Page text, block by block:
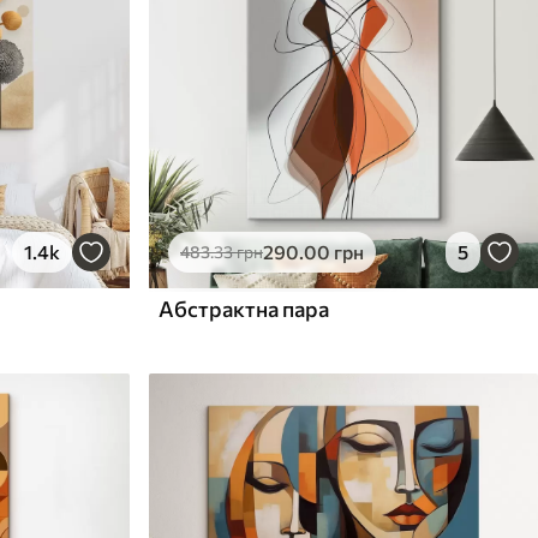
1.4k 483.33грн290.00 грн 5
Абстрактна пара